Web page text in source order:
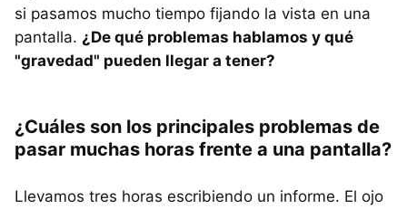
si pasamos mucho tiempo fijando la vista en una
pantalla. ¿De qué problemas hablamos y qué
"gravedad" pueden llegar a tener?
¿Cuáles son los principales problemas de
pasar muchas horas frente a una pantalla?
Llevamos tres horas escribiendo un informe. El ojo